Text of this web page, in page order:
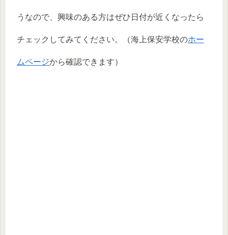
うなので、興味のある方はぜひ日付が近くなったら
チェックしてみてください。（海上保安学校のホー
ムページから確認できます）